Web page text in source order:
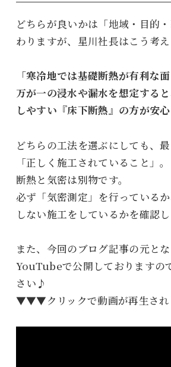
どちらが良いかは「地域・目的
わりますが、星川社長はこう考え
「寒冷地では基礎断熱が有利な
万が一の浸水や漏水を想定する
しやすい『床下断熱』の方が安心
どちらの工法を選ぶにしても、
「正しく施工されていること」。
断熱と気密は別物です。
必ず「気密測定」を行っている
しない施工をしているかを確認し
また、今回のブログ記事の元と
YouTubeで公開しておりますの
さい♪
▼▼▼クリックで動画が再生され